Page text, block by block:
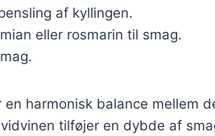
af kyllingen.
eller rosmarin til smag.
en harmonisk balance mellem
tilføjer en dybde af